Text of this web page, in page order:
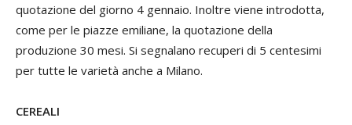
quotazione del giorno 4 gennaio. Inoltre viene introdotta,
come per le piazze emiliane, la quotazione della
produzione 30 mesi. Si segnalano recuperi di 5 centesimi
per tutte le varietà anche a Milano.
CEREALI